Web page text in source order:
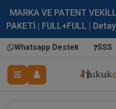
MARKA VE PATENT
PAKETİ | FULL+FULL |
Whatsapp Destek SSS